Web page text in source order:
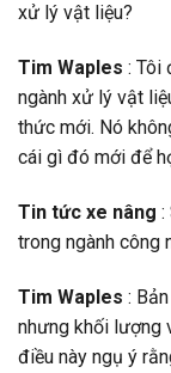
xử lý vật liệu?
Tim Waples : Tôi
ngành xử lý vật
thức mới. Nó
cái gì đó mới để
Tin tức xe nâng :
trong ngành công
Tim Waples :
nhưng khối lượng
điều này ngụ ý